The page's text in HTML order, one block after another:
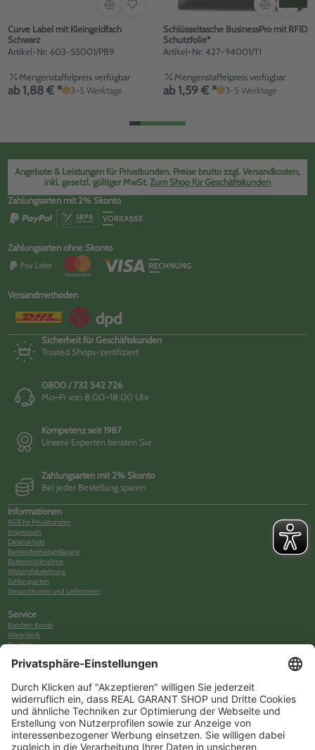
Curve Label mit Kleingeldfach
Schwarz
Artikel-Nr: 603-55001/PB9
Mengenstaffelpreis verfügbar
ab 1,88 € * 3-5 Werktage
Schlüsseltasche BusinessPro mit RFID
Schutzfolie*
Artikel-Nr: 427-94001/T1
Mengenstaffelpreis verfügbar
ab 1,59 € * 3-5 Werktage
Angebote & Leistungen für Privatkunden. Preise brutto zzgl. Versandkosten,
inkl. gesetzl. gültiger MwSt. Zum Shop für Geschäftskunden
Zahlungsarten mit 2% Skonto
Zahlungsarten ohne Skonto
Versandmethoden
Sicherheit für Geschäftskunden
Trusted Shops-zertifiziert
0800 / 732 542 726
Mo–Fr von 8:00–18:00 Uhr
Kompetenz seit 1987
Unsere Experten beraten Sie
Zahlungsarten mit 2% Skonto
Bei jeder Bestellung sparen
Informationen
AGB für Privatkunden
Impressum
Datenschutz
Barrierefreiheitserklärung
Batterierücknahme
Widerrufsbelehrung
Zahlungsarten
Versandkosten und Lieferzeiten
Service
Kunden-Konto
Warenkorb
Merkliste
Newsletter
FAQs
Über uns
Kategorien
Betriebsorganisation (52)
Schlüsselorganisation (140)
Reifenorganisation (35)